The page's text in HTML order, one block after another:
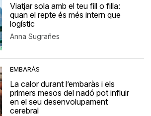
Viatjar sola amb el teu fill o filla:
quan el repte és més intern que
logístic
Anna Sugrañes
EMBARÀS
La calor durant l’embaràs i els
primers mesos del nadó pot influir
en el seu desenvolupament
cerebral